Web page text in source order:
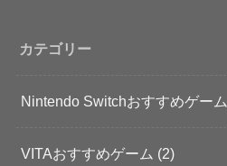
カテゴリー
Nintendo Switchおすすめゲーム
VITAおすすめゲーム (2)